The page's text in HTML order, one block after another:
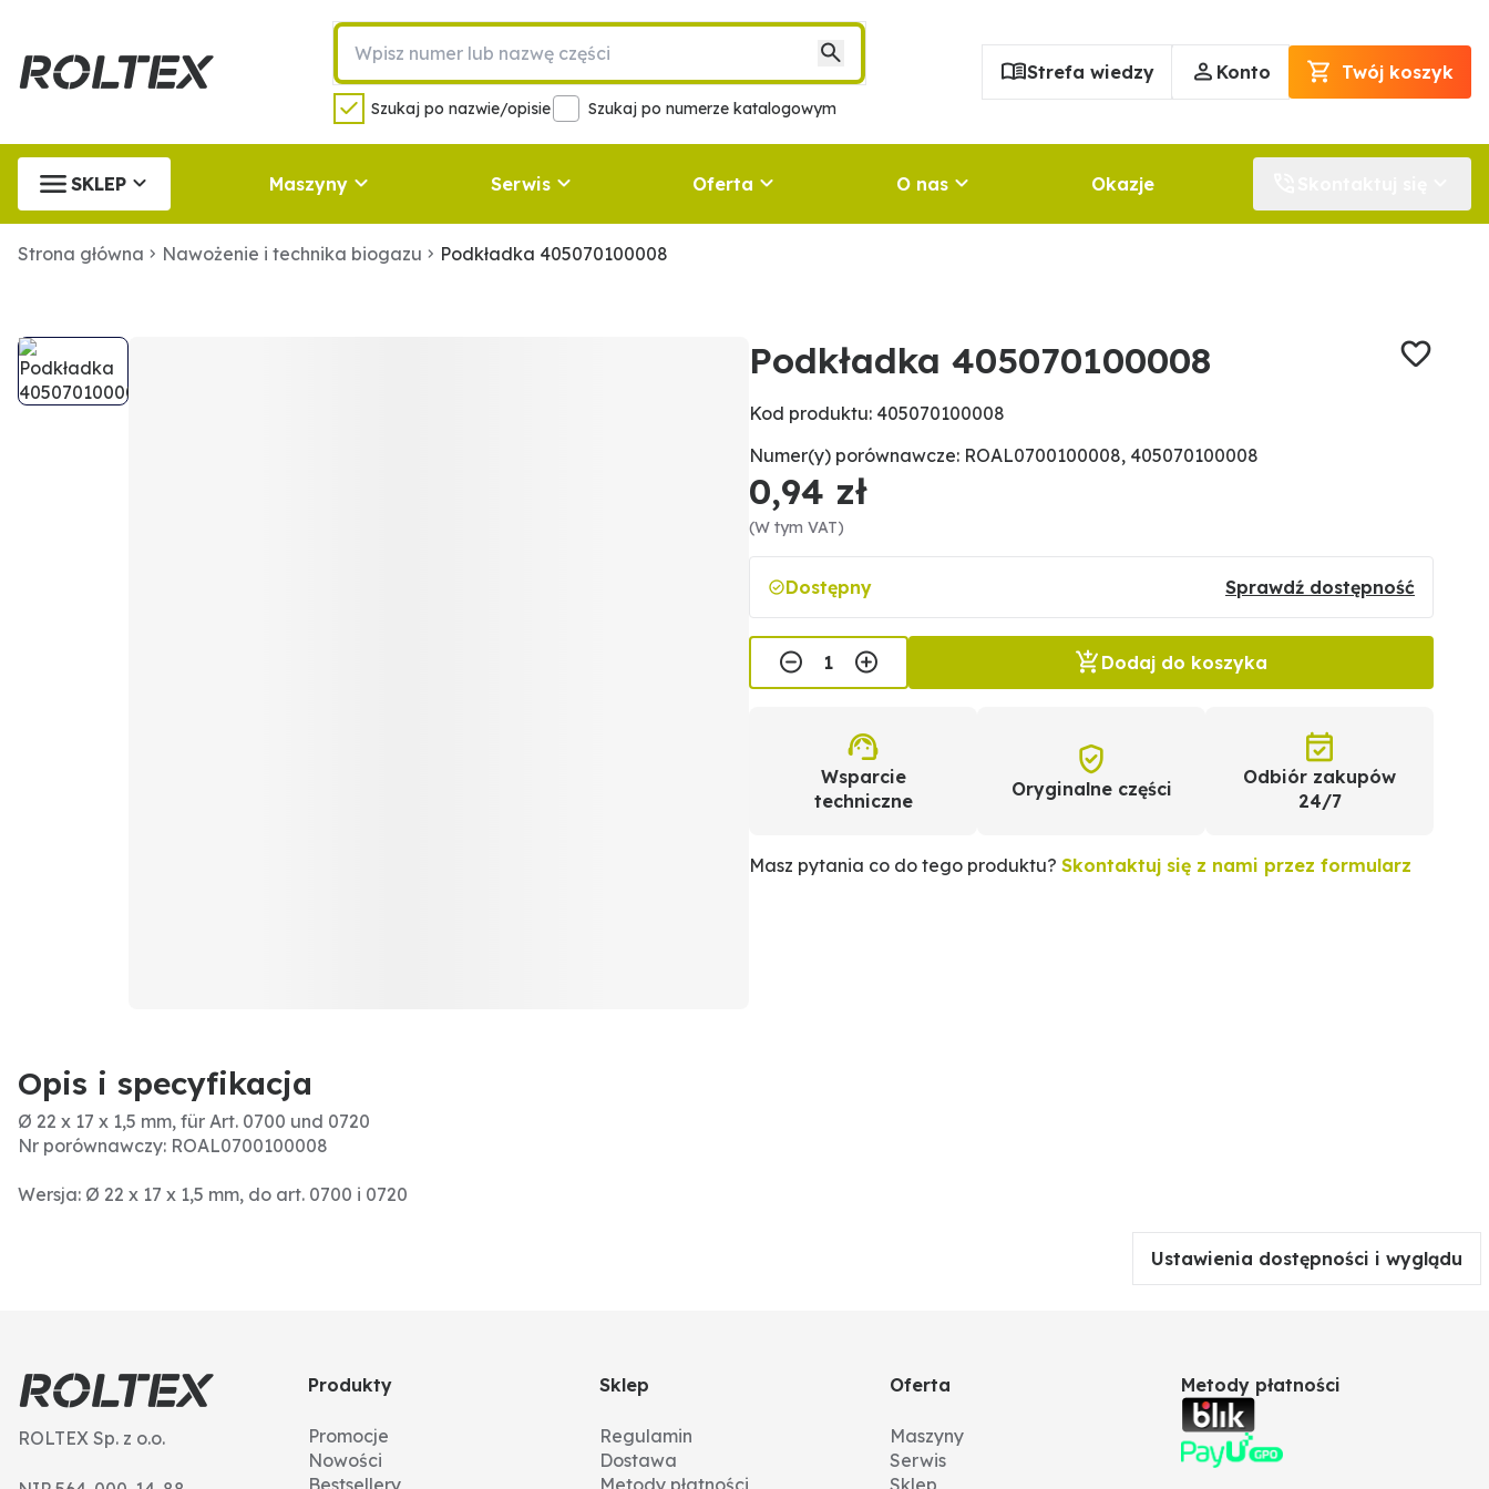
Szukaj po nazwie/opisie Szukaj po numerze katalogowym
Strefa wiedzy Konto Twój koszyk
SKLEP Maszyny Serwis Oferta O nas Okazje
Strona główna Nawożenie i technika biogazu Podkładka 405070100008
Podkładka 405070100008
Kod produktu: 405070100008
Numer(y) porównawcze: ROAL0700100008, 405070100008
0,94 zł
(W tym VAT)
Dostępny Sprawdź dostępność
Dodaj do koszyka
Wsparcie
techniczne
Oryginalne części
Odbiór zakupów
24/7
Masz pytania co do tego produktu? Skontaktuj się z nami przez formularz
Opis i specyfikacja
Ø 22 x 17 x 1,5 mm, für Art. 0700 und 0720
Nr porównawczy: ROAL0700100008
Wersja: Ø 22 x 17 x 1,5 mm, do art. 0700 i 0720
Ustawienia dostępności i wyglądu
ROLTEX Sp. z o.o.
Produkty
Promocje
Nowości
Bestsellery
Sklep
Regulamin
Dostawa
Metody płatności
Oferta
Maszyny
Serwis
Sklep
Metody płatności